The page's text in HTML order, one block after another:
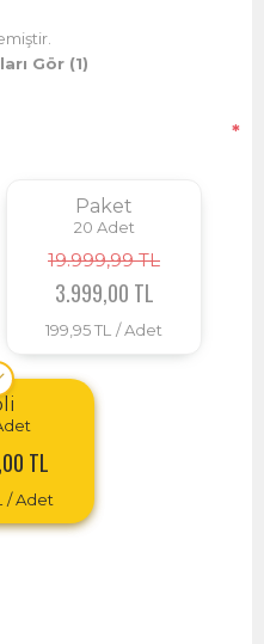
Gör (1)
*
Paket
20 Adet
19.999,99 TL
3.999,00 TL
199,95 TL / Adet
TL
/ Adet